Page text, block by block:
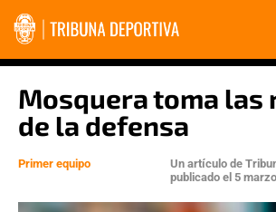
Mosquera toma las
de la defensa
Primer equipo Un artículo de
publicado el 5